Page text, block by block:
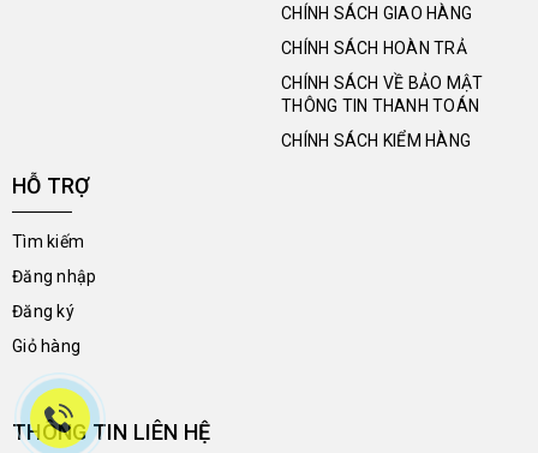
CHÍNH SÁCH GIAO HÀNG
CHÍNH SÁCH HOÀN TRẢ
CHÍNH SÁCH VỀ BẢO MẬT
THÔNG TIN THANH TOÁN
CHÍNH SÁCH KIỂM HÀNG
HỖ TRỢ
Tìm kiếm
Đăng nhập
Đăng ký
Giỏ hàng
THÔNG TIN LIÊN HỆ